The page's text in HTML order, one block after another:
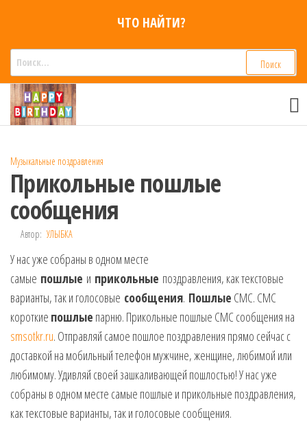
содержимому
ЧТО НАЙТИ?
поздравления
Голосовые смс
приколы на
мобильный
для мужчин,
друзей.
Поздравления
в Смс на
телефон,
музыкальные.
Только для
тебя —
готовые
голосовые
СМС,
Признания,
Музыкальные поздравления
Прикольные пошлые
сообщения
Автор: УЛЫБКА
У нас уже собраны в одном месте
самые пошлые и прикольные поздравления, как текстовые
варианты, так и голосовые сообщения. Пошлые СМС. СМС
короткие пошлые парню. Прикольные пошлые СМС сообщения на
smsotkr.ru. Отправляй самое пошлое поздравления прямо сейчас с
доставкой на мобильный телефон мужчине, женщине, любимой или
любимому. Удивляй своей зашкаливающей пошлостью! У нас уже
собраны в одном месте самые пошлые и прикольные поздравления,
как текстовые варианты, так и голосовые сообщения.